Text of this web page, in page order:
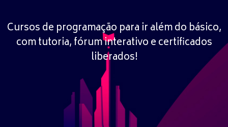
Cursos de programação para ir além do básico,
com tutoria, fórum interativo e certificados
liberados!